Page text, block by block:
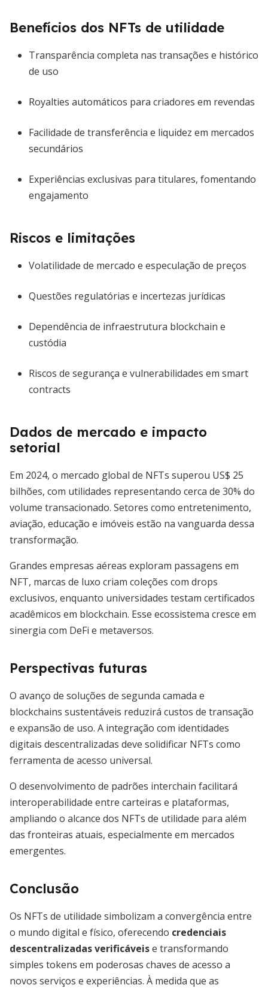
Benefícios dos NFTs de utilidade
Transparência completa nas transações e histórico
de uso
Royalties automáticos para criadores em revendas
Facilidade de transferência e liquidez em mercados
secundários
Experiências exclusivas para titulares, fomentando
engajamento
Riscos e limitações
Volatilidade de mercado e especulação de preços
Questões regulatórias e incertezas jurídicas
Dependência de infraestrutura blockchain e
custódia
Riscos de segurança e vulnerabilidades em smart
contracts
Dados de mercado e impacto
setorial
Em 2024, o mercado global de NFTs superou US$ 25
bilhões, com utilidades representando cerca de 30% do
volume transacionado. Setores como entretenimento,
aviação, educação e imóveis estão na vanguarda dessa
transformação.
Grandes empresas aéreas exploram passagens em
NFT, marcas de luxo criam coleções com drops
exclusivos, enquanto universidades testam certificados
acadêmicos em blockchain. Esse ecossistema cresce em
sinergia com DeFi e metaversos.
Perspectivas futuras
O avanço de soluções de segunda camada e
blockchains sustentáveis reduzirá custos de transação
e expansão de uso. A integração com identidades
digitais descentralizadas deve solidificar NFTs como
ferramenta de acesso universal.
O desenvolvimento de padrões interchain facilitará
interoperabilidade entre carteiras e plataformas,
ampliando o alcance dos NFTs de utilidade para além
das fronteiras atuais, especialmente em mercados
emergentes.
Conclusão
Os NFTs de utilidade simbolizam a convergência entre
o mundo digital e físico, oferecendo credenciais
descentralizadas verificáveise transformando
simples tokens em poderosas chaves de acesso a
novos serviços e experiências. À medida que as